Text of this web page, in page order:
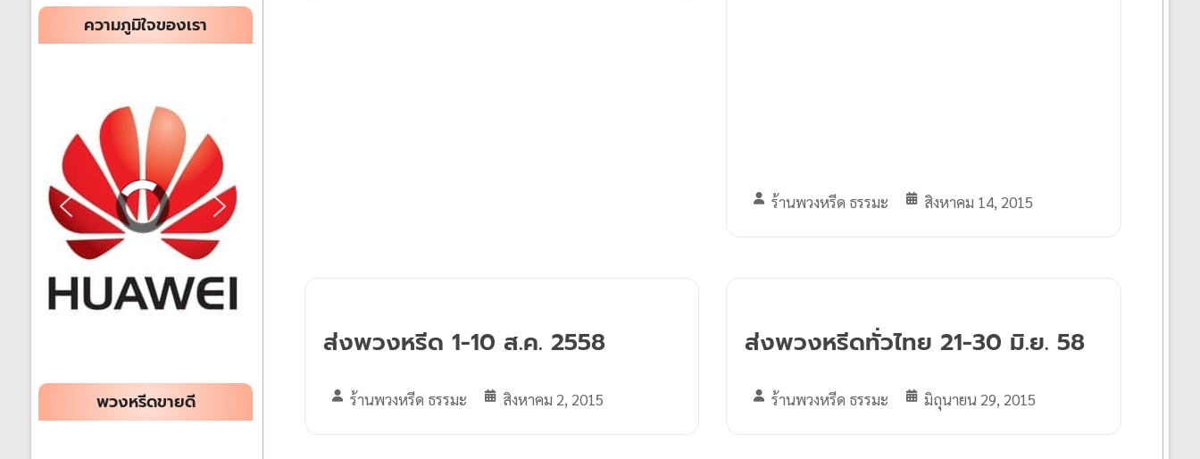
ร้านพวงหรีด ธรรมะ สิงหาคม 14, 2015
ส่งพวงหรีด 1-10 ส.ค. 2558
ร้านพวงหรีด ธรรมะ สิงหาคม 2, 2015
ส่งพวงหรีดทั่วไทย 21-30 มิ.ย. 58
ร้านพวงหรีด ธรรมะ มิถุนายน 29, 2015
ความภูมิใจของเรา
พวงหรีดขายดี